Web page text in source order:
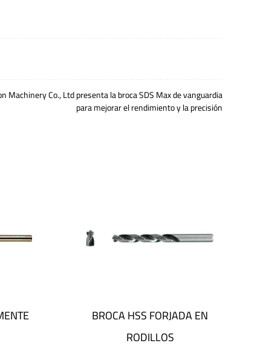
Machinery Co., Ltd presenta la broca SDS Max de vanguardia
para mejorar el rendimiento y la precisión
BROCA HSS FORJADA EN
RODILLOS